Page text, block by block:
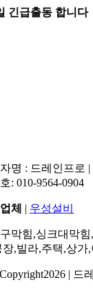
긴급출동 합니다
명 : 드레인프로 |
: 010-9564-0904
체 | 우성설비
막힘,싱크대막
장,빌라,주택,상가,
| 드